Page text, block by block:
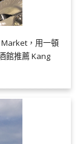
Market，用一頓
館推薦 Kang